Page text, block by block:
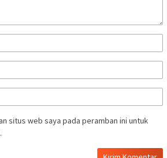
situs web saya pada peramban ini untuk